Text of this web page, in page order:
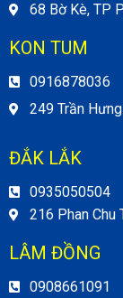
68 Bờ Kè, TP
KON TUM
0916878036
249 Trần
ĐẮK LẮK
0935050504
216 Phan Chu
LÂM ĐỒNG
0908661091